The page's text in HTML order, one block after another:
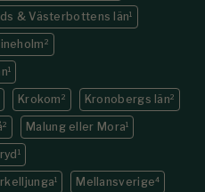
& Västerbottens län1
2
1
Krokom 2 Kronobergs län2
2 Malung eller Mora1
1
1 Mellansverige4